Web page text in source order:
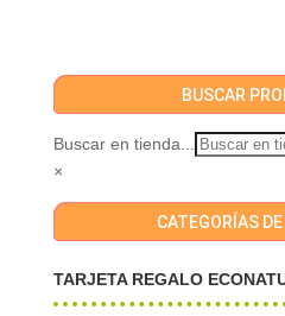
BUSCAR
Buscar en tienda...
×
CATEGORÍAS
TARJETA REGALO